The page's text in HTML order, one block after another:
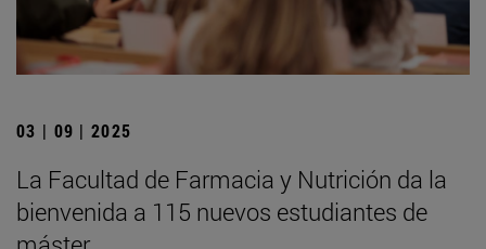
03 | 09 | 2025
La Facultad de Farmacia y Nutrición da la
bienvenida a 115 nuevos estudiantes de